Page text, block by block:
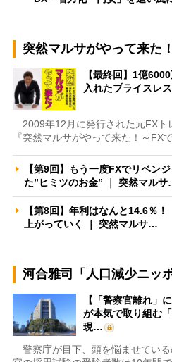
突然マルサがやって来た！
【最終回】1億
入れたプライスレ
2009年12月に発行された元FXト
『突然マルサがやって来た！～FX
【第9回】もう一度FXでリベン
た”ヒミツのお金” ｜ 突然マル
【第8回】年利はなんと14.6％
上がっていく ｜ 突然マルサ…
河合雅司「人口減少ニッ
【「警察官離れ」
が本気で取り組む
現…
警察庁が目下、頭を悩ませてい